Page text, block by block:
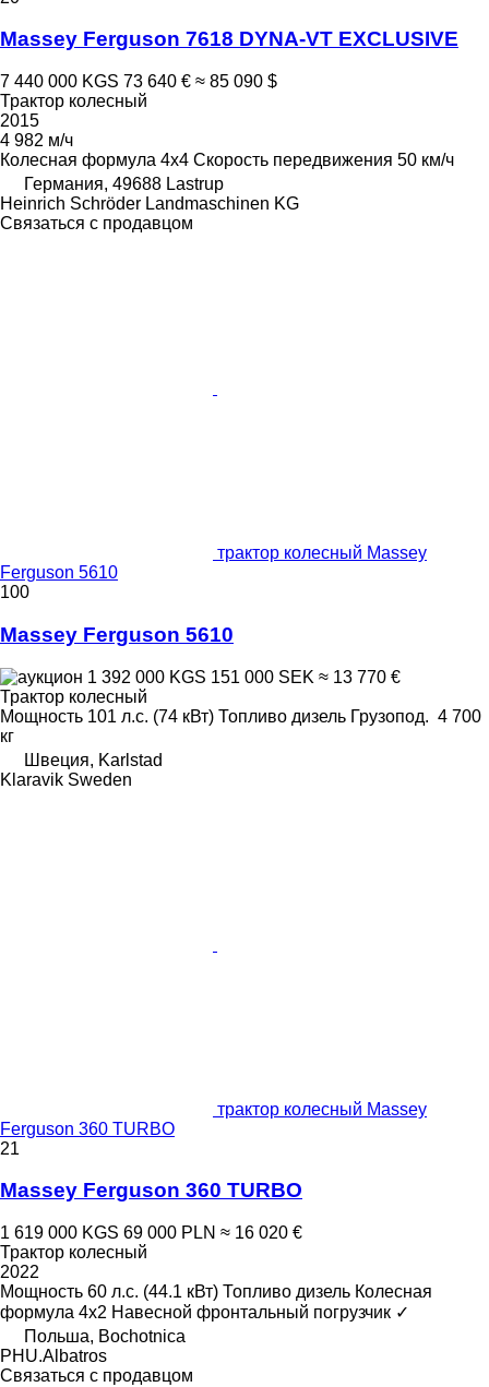
Massey Ferguson 7618 DYNA-VT EXCLUSIVE
7 440 000 KGS 73 640 € ≈ 85 090 $
Трактор колесный
2015
4 982 м/ч
Колесная формула 4x4 Скорость передвижения 50 км/ч
Германия, 49688 Lastrup
Heinrich Schröder Landmaschinen KG
Связаться с продавцом
трактор колесный Massey
Ferguson 5610
100
Massey Ferguson 5610
1 392 000 KGS 151 000 SEK ≈ 13 770 €
Трактор колесный
Мощность 101 л.с. (74 кВт) Топливо дизель Грузопод. 4 700
кг
Швеция, Karlstad
Klaravik Sweden
трактор колесный Massey
Ferguson 360 TURBO
21
Massey Ferguson 360 TURBO
1 619 000 KGS 69 000 PLN ≈ 16 020 €
Трактор колесный
2022
Мощность 60 л.с. (44.1 кВт) Топливо дизель Колесная
формула 4x2 Навесной фронтальный погрузчик ✓
Польша, Bochotnica
PHU.Albatros
Связаться с продавцом